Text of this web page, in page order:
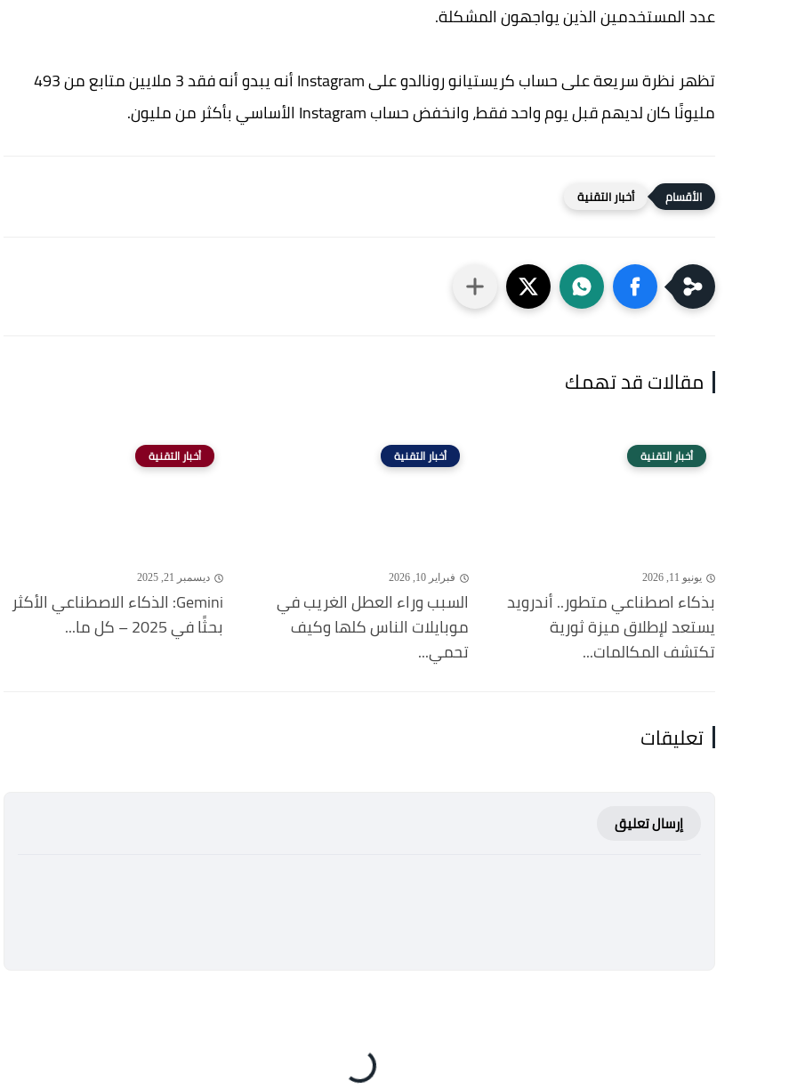
عدد المستخدمين الذين يواجهون المشكلة.
تظهر نظرة سريعة على حساب كريستيانو رونالدو على Instagram أنه يبدو أنه فقد 3 ملايين متابع من 493
مليونًا كان لديهم قبل يوم واحد فقط، وانخفض حساب Instagram الأساسي بأكثر من مليون.
أخبار التقنية
مقالات قد تهمك
أخبار التقنية
يونيو 11, 2026
بذكاء اصطناعي متطور.. أندرويد
يستعد لإطلاق ميزة ثورية
تكتشف المكالمات...
أخبار التقنية
فبراير 10, 2026
السبب وراء العطل الغريب في
موبايلات الناس كلها وكيف
تحمي...
أخبار التقنية
ديسمبر 21, 2025
Gemini: الذكاء الاصطناعي الأكثر
بحثًا في 2025 – كل ما...
تعليقات
إرسال تعليق